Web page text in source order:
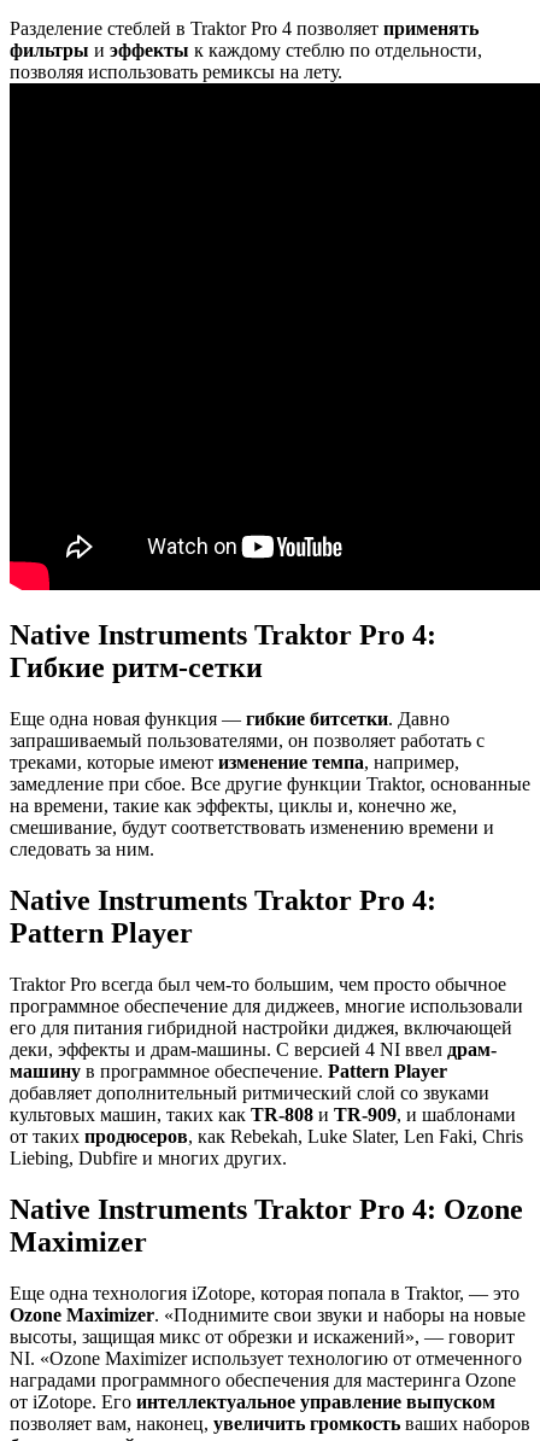
Разделение стеблей в Traktor Pro 4 позволяет применять
фильтры и эффекты к каждому стеблю по отдельности,
позволяя использовать ремиксы на лету.
Native Instruments Traktor Pro 4:
Гибкие ритм-сетки
Еще одна новая функция — гибкие битсетки. Давно
запрашиваемый пользователями, он позволяет работать с
треками, которые имеют изменение темпа, например,
замедление при сбое. Все другие функции Traktor, основанные
на времени, такие как эффекты, циклы и, конечно же,
смешивание, будут соответствовать изменению времени и
следовать за ним.
Native Instruments Traktor Pro 4:
Pattern Player
Traktor Pro всегда был чем-то большим, чем просто обычное
программное обеспечение для диджеев, многие использовали
его для питания гибридной настройки диджея, включающей
деки, эффекты и драм-машины. С версией 4 NI ввел драм-
машину в программное обеспечение. Pattern Player
добавляет дополнительный ритмический слой со звуками
культовых машин, таких как TR-808 и TR-909, и шаблонами
от таких продюсеров, как Rebekah, Luke Slater, Len Faki, Chris
Liebing, Dubfire и многих других.
Native Instruments Traktor Pro 4: Ozone
Maximizer
Еще одна технология iZotope, которая попала в Traktor, — это
Ozone Maximizer. «Поднимите свои звуки и наборы на новые
высоты, защищая микс от обрезки и искажений», — говорит
NI. «Ozone Maximizer использует технологию от отмеченного
наградами программного обеспечения для мастеринга Ozone
от iZotope. Его интеллектуальное управление выпуском
позволяет вам, наконец, увеличить громкость ваших наборов